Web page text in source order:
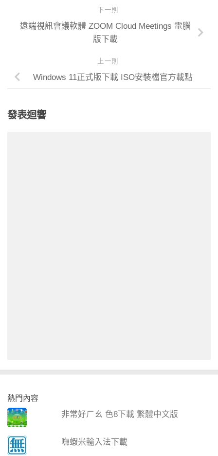
下一則
遠端視訊會議軟體 ZOOM Cloud Meetings 電腦
版下載
上一則
Windows 11正式版下載 ISO安裝檔官方載點
發表迴響
熱門內容
非常好ㄏㄠ 色8下載 繁體中文版
嘸蝦米輸入法下載